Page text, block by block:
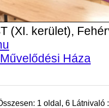
(XI. kerület),
Háza
1 oldal, 6 Látnivaló :